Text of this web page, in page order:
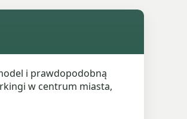
i prawdopodobną
w centrum miasta,